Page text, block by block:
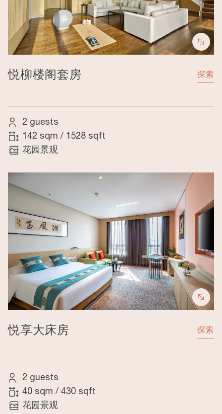
悦柳楼阁套房 探索
2 guests
142 sqm / 1528 sqft
花园景观
悦享大床房 探索
2 guests
40 sqm / 430 sqft
花园景观